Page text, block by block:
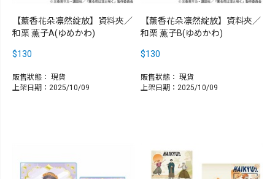
【薰香花朵凛然綻放】資料夾／
和栗 薫子A(ゆめかわ)
$130
販售狀態： 現貨
上架日期：2025/10/09
【薰香花朵凛然綻放】資料夾／
和栗 薫子B(ゆめかわ)
$130
販售狀態： 現貨
上架日期：2025/10/09